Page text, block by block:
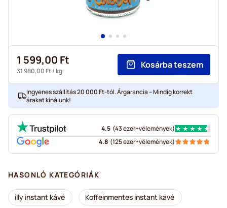
1 599,00 Ft
31 980,00 Ft/ kg.
Kosárba teszem
Ingyenes szállítás 20 000 Ft-tól. Árgarancia – Mindig korrekt
árakat kínálunk!
4.5 (43 ezer+vélemények)
4.8 (125 ezer+vélemények)
HASONLÓ KATEGÓRIÁK
illy instant kávé Koffeinmentes instant kávé